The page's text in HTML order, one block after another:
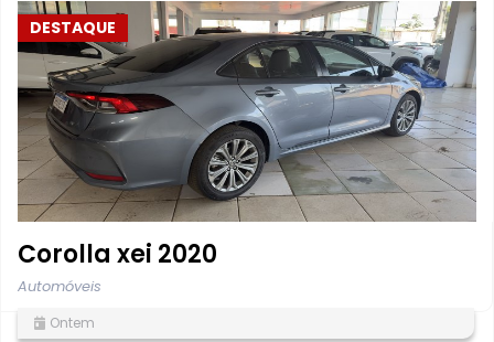
DESTAQUE
Corolla xei 2020
Automóveis
Ontem